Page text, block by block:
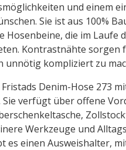
und einem
Sie ist aus 100%
die im Laufe
Kontrastnähte sorgen
unnötig kompliziert zu
Denim-Hose 273
verfügt über offene
Werkzeuge und
es einen Ausweishalter,